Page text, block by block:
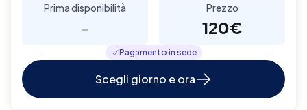
Prima disponibilità
-
Prezzo
120€
Pagamento in sede
Scegli giorno e ora